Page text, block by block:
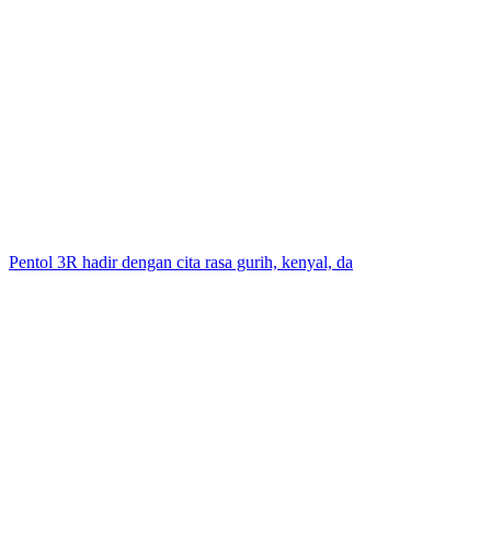
Pentol 3R hadir dengan cita rasa gurih, kenyal, da